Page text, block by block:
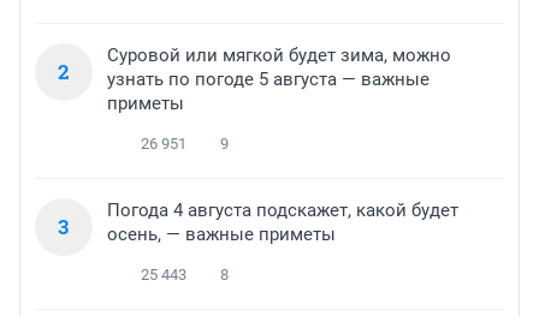
2
Суровой или мягкой будет зима, можно
узнать по погоде 5 августа — важные
приметы
26 951 9
3
Погода 4 августа подскажет, какой будет
осень, — важные приметы
25 443 8